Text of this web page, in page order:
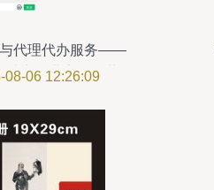
与代理代办服务——
助力企业高效运营
08-06 12:26:09